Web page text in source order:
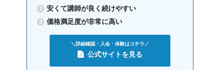
安くて講師が良く続けやすい
価格満足度が非常に高い
＼詳細確認・入会・体験はコチラ／
公式サイトを見る